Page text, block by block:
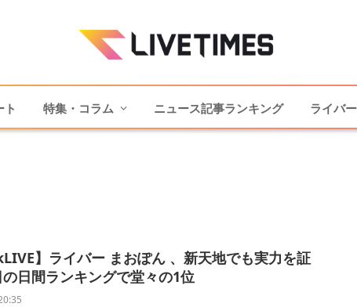
特集・コラム ニュース記事ランキング ライバ
】ライバー まおぽん 、新天地でも実力を証
日間ランキングで堂々の1位